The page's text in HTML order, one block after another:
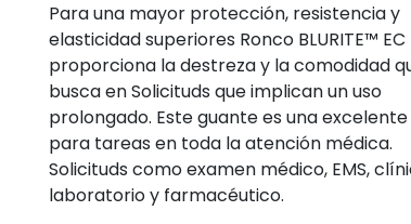
Para una mayor protección, resistencia y
elasticidad superiores Ronco BLURITE™ EC
proporciona la destreza y la comodidad
busca en Solicituds que implican un uso
prolongado. Este guante es una
para tareas en toda la atención médica.
Solicituds como examen médico, EMS,
laboratorio y farmacéutico.